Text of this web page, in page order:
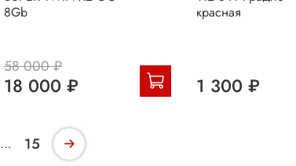
8Gb
58 000 ₽
18 000 ₽
красная
1 300 ₽
… 15